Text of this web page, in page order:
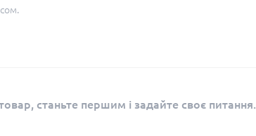
станьте першим і задайте своє питання.